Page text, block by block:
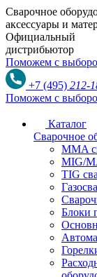
Сварочное
аксессуары и
Официальный
дистрибьютор
Поможем с
+7 (495) 212-
Поможем с
Каталог
Сварочное
MMA
MIG/
TIG
Блоки